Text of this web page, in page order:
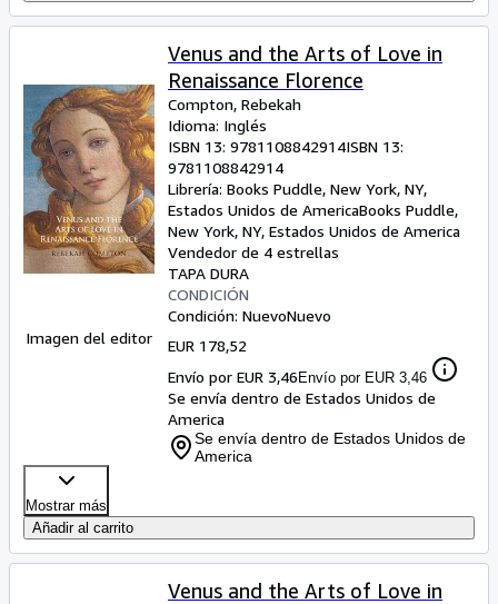
Imagen del editor
Venus and the Arts of Love in
Renaissance Florence
Compton, Rebekah
Idioma: Inglés
ISBN 13: 9781108842914ISBN 13:
9781108842914
Librería: Books Puddle, New York, NY,
Estados Unidos de AmericaBooks Puddle,
New York, NY, Estados Unidos de America
Vendedor de 4 estrellas
TAPA DURA
CONDICIÓN
Condición: NuevoNuevo
EUR 178,52
Envío por EUR 3,46Envío por EUR 3,46
Se envía dentro de Estados Unidos de
America
Se envía dentro de Estados Unidos de
America
Mostrar más
Añadir al carrito
Venus and the Arts of Love in